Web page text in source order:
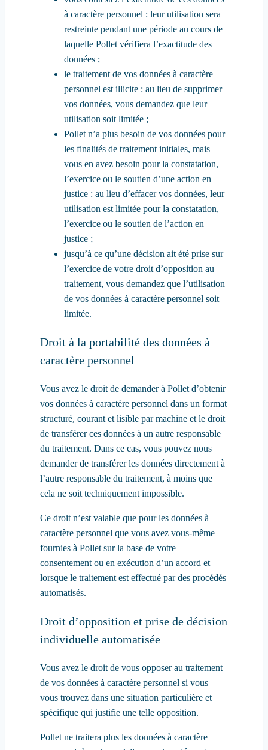
à caractère personnel : leur utilisation sera
restreinte pendant une période au cours de
laquelle Pollet vérifiera l’exactitude des
données ;
le traitement de vos données à caractère
personnel est illicite : au lieu de supprimer
vos données, vous demandez que leur
utilisation soit limitée ;
Pollet n’a plus besoin de vos données pour
les finalités de traitement initiales, mais
vous en avez besoin pour la constatation,
l’exercice ou le soutien d’une action en
justice : au lieu d’effacer vos données, leur
utilisation est limitée pour la constatation,
l’exercice ou le soutien de l’action en
justice ;
jusqu’à ce qu’une décision ait été prise sur
l’exercice de votre droit d’opposition au
traitement, vous demandez que l’utilisation
de vos données à caractère personnel soit
limitée.
Droit à la portabilité des données à
caractère personnel
Vous avez le droit de demander à Pollet d’obtenir
vos données à caractère personnel dans un format
structuré, courant et lisible par machine et le droit
de transférer ces données à un autre responsable
du traitement. Dans ce cas, vous pouvez nous
demander de transférer les données directement à
l’autre responsable du traitement, à moins que
cela ne soit techniquement impossible.
Ce droit n’est valable que pour les données à
caractère personnel que vous avez vous-même
fournies à Pollet sur la base de votre
consentement ou en exécution d’un accord et
lorsque le traitement est effectué par des procédés
automatisés.
Droit d’opposition et prise de décision
individuelle automatisée
Vous avez le droit de vous opposer au traitement
de vos données à caractère personnel si vous
vous trouvez dans une situation particulière et
spécifique qui justifie une telle opposition.
Pollet ne traitera plus les données à caractère